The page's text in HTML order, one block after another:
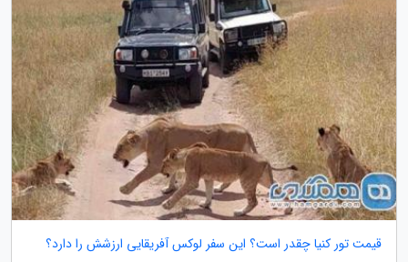
قیمت تور کنیا چقدر است؟ این سفر لوکس آفریقایی ارزشش را دارد؟